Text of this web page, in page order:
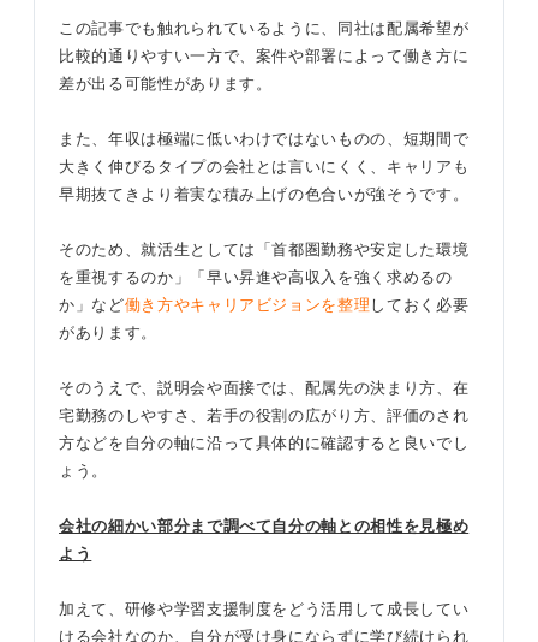
この記事でも触れられているように、同社は配属希望が
比較的通りやすい一方で、案件や部署によって働き方に
差が出る可能性があります。
また、年収は極端に低いわけではないものの、短期間で
大きく伸びるタイプの会社とは言いにくく、キャリアも
早期抜てきより着実な積み上げの色合いが強そうです。
そのため、就活生としては「首都圏勤務や安定した環境
を重視するのか」「早い昇進や高収入を強く求めるの
か」など働き方やキャリアビジョンを整理 しておく必要
があります。
そのうえで、説明会や面接では、配属先の決まり方、在
宅勤務のしやすさ、若手の役割の広がり方、評価のされ
方などを自分の軸に沿って具体的に確認すると良いでし
ょう。
会社の細かい部分まで調べて自分の軸との相性を見極め
よう
加えて、研修や学習支援制度をどう活用して成長してい
ける会社なのか、自分が受け身にならずに学び続けられ